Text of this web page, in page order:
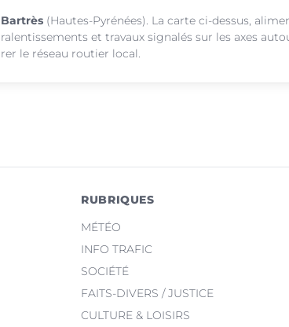
(Hautes-Pyrénées). La carte ci-dessus,
et travaux signalés sur les axes
le réseau routier local.
RUBRIQUES
MÉTÉO
INFO TRAFIC
SOCIÉTÉ
FAITS-DIVERS / JUSTICE
CULTURE & LOISIRS